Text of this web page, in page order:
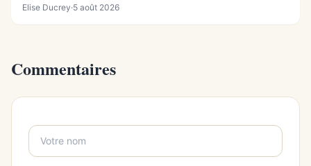
Elise Ducrey·5 août 2026
Commentaires